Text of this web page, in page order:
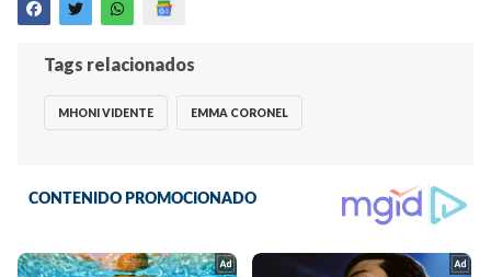
Tags relacionados
MHONI VIDENTE EMMA CORONEL